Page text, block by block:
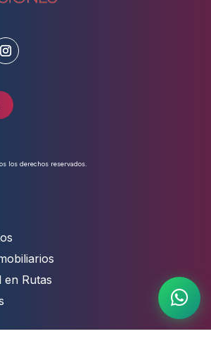
los derechos reservados.
en Rutas